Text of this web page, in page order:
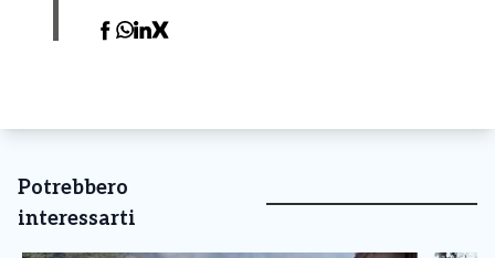
Potrebbero
interessarti